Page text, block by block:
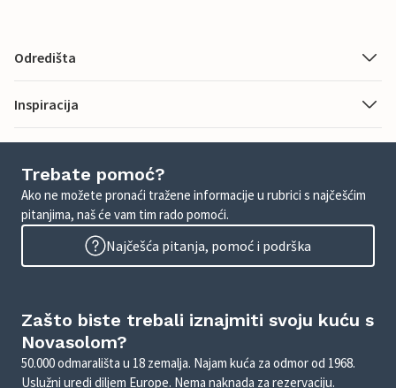
Odredišta
Inspiracija
Trebate pomoć?
Ako ne možete pronaći tražene informacije u rubrici s najčešćim
pitanjima, naš će vam tim rado pomoći.
Najčešća pitanja, pomoć i podrška
Zašto biste trebali iznajmiti svoju kuću s
Novasolom?
50.000 odmarališta u 18 zemalja. Najam kuća za odmor od 1968.
Uslužni uredi diljem Europe. Nema naknada za rezervaciju.